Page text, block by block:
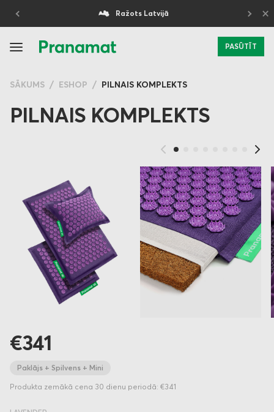
Ražots Latvijā
5 gadu garantija ×
PASŪTĪT
SĀKUMS ESHOP PILNAIS KOMPLEKTS
PILNAIS KOMPLEKTS
€341
Paklājs + Spilvens + Mini
Produkta zemākā cena 30 dienu periodā: €341